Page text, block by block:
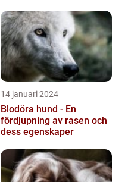
14 januari 2024
Blodöra hund - En
fördjupning av rasen och
dess egenskaper